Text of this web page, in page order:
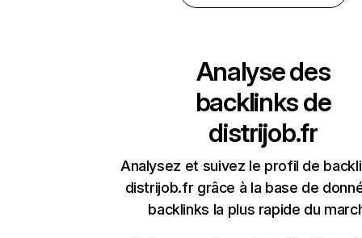
Analyse des
backlinks de
distrijob.fr
Analysez et suivez le profil de
distrijob.fr grâce à la base de
backlinks la plus rapide du